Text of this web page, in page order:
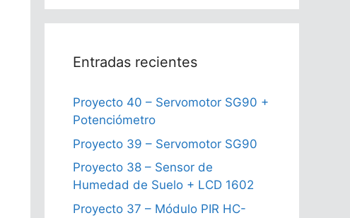
Entradas recientes
Proyecto 40 – Servomotor SG90 +
Potenciómetro
Proyecto 39 – Servomotor SG90
Proyecto 38 – Sensor de
Humedad de Suelo + LCD 1602
Proyecto 37 – Módulo PIR HC-